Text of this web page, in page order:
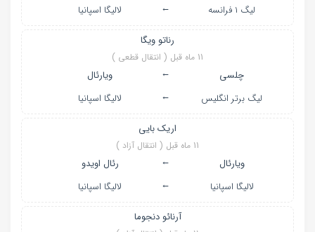
لیگ ۱ فرانسه
← لالیگا اسپانیا
رناتو ویگا
11 ماه قبل ( انتقال قطعی )
چلسی ←
ویارئال
لیگ برتر انگلیس
← لالیگا اسپانیا
اریک بایی
11 ماه قبل ( انتقال آزاد )
ویارئال ←
رئال اویدو
لالیگا اسپانیا
← لالیگا اسپانیا
آرنائو دنجوما